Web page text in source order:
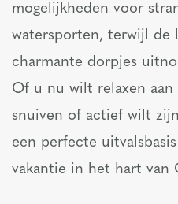
mogelijkheden voor
watersporten, terwijl de
charmante dorpjes
Of u nu wilt relaxen
snuiven of actief wilt
een perfecte
vakantie in het hart van